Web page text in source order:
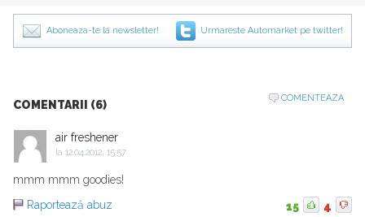
Aboneaza-te la newsletter! Urmareste Automarket pe twitter!
COMENTARII (6)
COMENTEAZA
air freshener
la 12.04.2012, 15:57
mmm mmm goodies!
Raportează abuz
15 4